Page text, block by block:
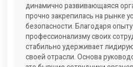
динамично развивающаяся
прочно закрепилась на рынке
безопасности. Благодаря
профессионализму своих
стабильно удерживает
своей отрасли. Основа